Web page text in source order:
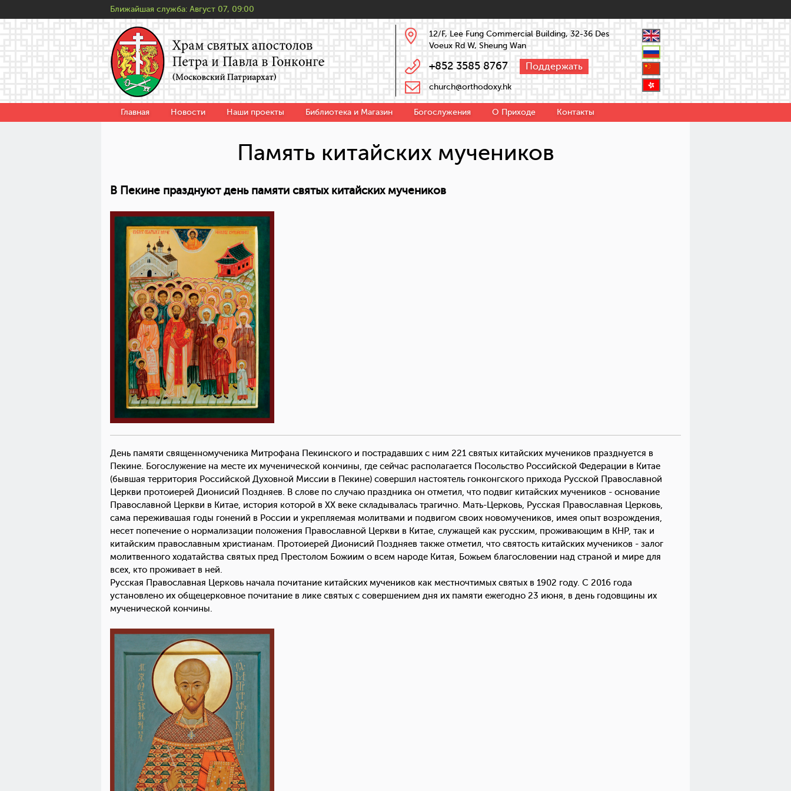
Ближайшая служба: Август 07, 09:00
12/F, Lee Fung Commercial Building, 32-36 Des
Voeux Rd W, Sheung Wan
+852 3585 8767 Поддержать
church@orthodoxy.hk
Главная Новости Наши проекты Библиотека и Магазин Богослужения О Приходе Контакты
Память китайских мучеников
В Пекине празднуют день памяти святых китайских мучеников
День памяти священномученика Митрофана Пекинского и пострадавших с ним 221 святых китайских мучеников празднуется в
Пекине. Богослужение на месте их мученической кончины, где сейчас располагается Посольство Российской Федерации в Китае
(бывшая территория Российской Духовной Миссии в Пекине) совершил настоятель гонконгского прихода Русской Православной
Церкви протоиерей Дионисий Поздняев. В слове по случаю праздника он отметил, что подвиг китайских мучеников - основание
Православной Церкви в Китае, история которой в XX веке складывалась трагично. Мать-Церковь, Русская Православная Церковь,
сама переживашая годы гонений в России и укрепляемая молитвами и подвигом своих новомучеников, имея опыт возрождения,
несет попечение о нормализации положения Православной Церкви в Китае, служащей как русским, проживающим в КНР, так и
китайским православным христианам. Протоиерей Дионисий Поздняев также отметил, что святость китайских мучеников - залог
молитвенного ходатайства святых пред Престолом Божиим о всем народе Китая, Божьем благословении над страной и мире для
всех, кто проживает в ней.
Русская Православная Церковь начала почитание китайских мучеников как местночтимых святых в 1902 году. С 2016 года
установлено их общецерковное почитание в лике святых с совершением дня их памяти ежегодно 23 июня, в день годовщины их
мученической кончины.